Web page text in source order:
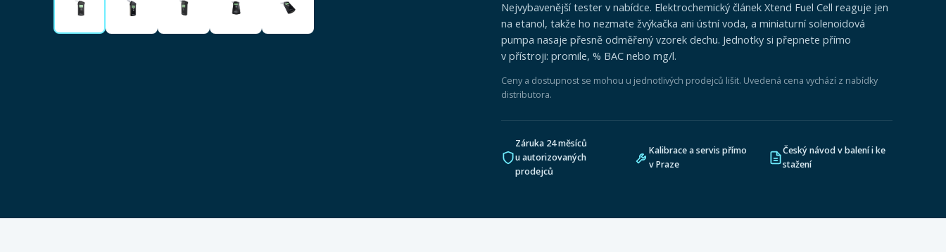
Nejvybavenější tester v nabídce. Elektrochemický článek Xtend Fuel Cell reaguje jen
na etanol, takže ho nezmate žvýkačka ani ústní voda, a miniaturní solenoidová
pumpa nasaje přesně odměřený vzorek dechu. Jednotky si přepnete přímo
v přístroji: promile, % BAC nebo mg/l.
Ceny a dostupnost se mohou u jednotlivých prodejců lišit. Uvedená cena vychází z nabídky
distributora.
Záruka 24 měsíců
u autorizovaných
prodejců
Kalibrace a servis přímo
v Praze
Český návod v balení i ke
stažení